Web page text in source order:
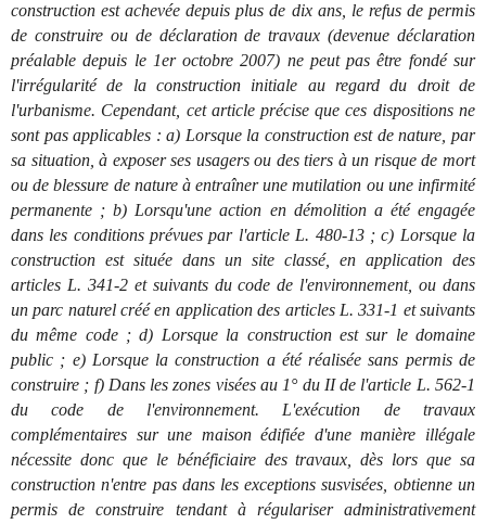
construction est achevée depuis plus de dix ans, le refus de permis
de construire ou de déclaration de travaux (devenue déclaration
préalable depuis le 1er octobre 2007) ne peut pas être fondé sur
l'irrégularité de la construction initiale au regard du droit de
l'urbanisme. Cependant, cet article précise que ces dispositions ne
sont pas applicables : a) Lorsque la construction est de nature, par
sa situation, à exposer ses usagers ou des tiers à un risque de mort
ou de blessure de nature à entraîner une mutilation ou une infirmité
permanente ; b) Lorsqu'une action en démolition a été engagée
dans les conditions prévues par l'article L. 480-13 ; c) Lorsque la
construction est située dans un site classé, en application des
articles L. 341-2 et suivants du code de l'environnement, ou dans
un parc naturel créé en application des articles L. 331-1 et suivants
du même code ; d) Lorsque la construction est sur le domaine
public ; e) Lorsque la construction a été réalisée sans permis de
construire ; f) Dans les zones visées au 1° du II de l'article L. 562-1
du code de l'environnement. L'exécution de travaux
complémentaires sur une maison édifiée d'une manière illégale
nécessite donc que le bénéficiaire des travaux, dès lors que sa
construction n'entre pas dans les exceptions susvisées, obtienne un
permis de construire tendant à régulariser administrativement